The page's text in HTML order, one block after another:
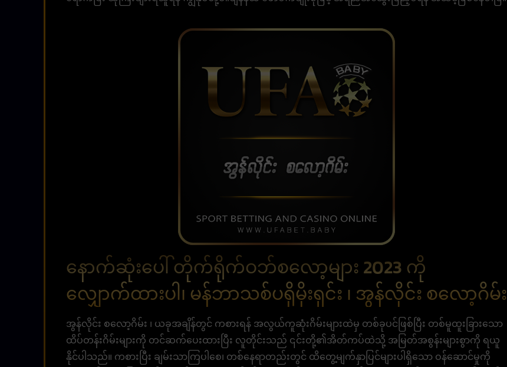
နောက်ဆုံးပေါ် တိုက်ရိုက်ဝဘ်စလော့များ 2023 ကို
လျှောက်ထားပါ၊ မန်ဘာသစ်ပရိုမိုးရှင်း ၊ အွန်လိုင်း စလော့ဂိမ်း
အွန်လိုင်း စလော့ဂိမ်း ၊ ယခုအချိန်တွင် ကစားရန် အလွယ်ကူဆုံးဂိမ်းများထဲမှ တစ်ခုပင်ဖြစ်ပြီး တစ်မူထူးခြားသော
ထိပ်တန်းဂိမ်းများကို တင်ဆက်ပေးထားပြီး လူတိုင်းသည် ၎င်းတို့၏အိတ်ကပ်ထဲသို့ အမြတ်အစွန်းများစွာကို ရယူ
နိုင်ပါသည်။ ကစားပြီး ချမ်းသာကြပါစေ၊ တစ်နေရာတည်းတွင် ထိတွေ့မျက်နှာပြင်များပါရှိသော ဝန်ဆောင်မှုကို